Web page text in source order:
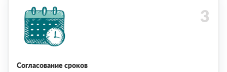
Согласование сроков